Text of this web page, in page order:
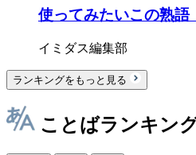
使ってみたいこの熟語
イミダス編集部
ランキングをもっと見る
ことばランキン